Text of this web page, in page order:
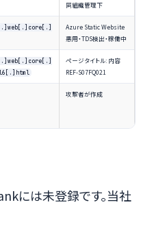
同組織管理下
Azure Static Website
悪用・TDS検出・稼働中
ページタイトル: 内容
REF-S07FQ021
攻撃者が作成
には未登録です。当社